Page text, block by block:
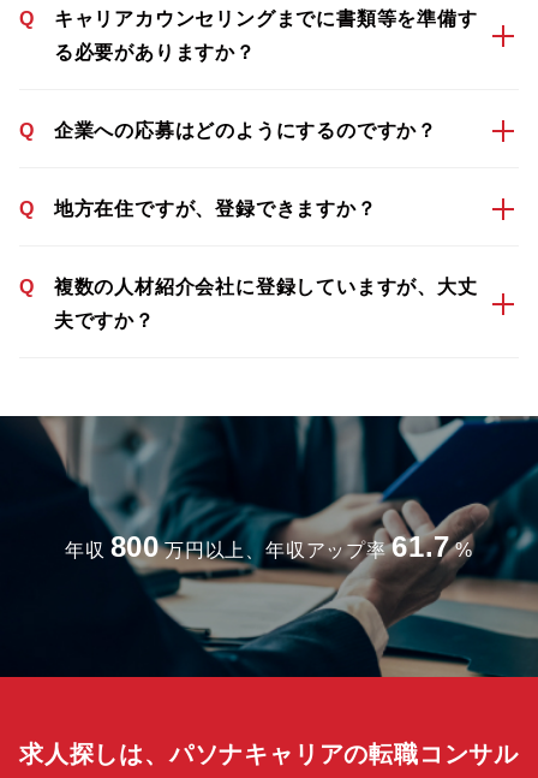
Q
キャリアカウンセリングまでに書類等を準備す
る必要がありますか？
Q 企業への応募はどのようにするのですか？
Q 地方在住ですが、登録できますか？
Q
複数の人材紹介会社に登録していますが、大丈
夫ですか？
年収 800 万円以上、年収アップ率 61.7 %
求人探しは、パソナキャリアの転職コンサル